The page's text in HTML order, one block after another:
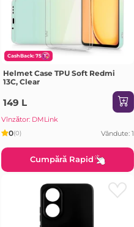
CashBack: 75
Helmet Case TPU Soft Redmi
13C, Clear
149 L
Vînzător: DMLink
0(0) Vândute: 1
Cumpără Rapid